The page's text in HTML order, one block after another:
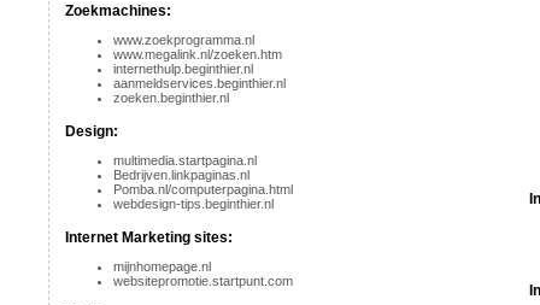
Zoekmachines:
www.zoekprogramma.nl
www.megalink.nl/zoeken.htm
internethulp.beginthier.nl
aanmeldservices.beginthier.nl
zoeken.beginthier.nl
Design:
multimedia.startpagina.nl
Bedrijven.linkpaginas.nl
Pomba.nl/computerpagina.html
webdesign-tips.beginthier.nl
Internet Marketing sites:
mijnhomepage.nl
websitepromotie.startpunt.com